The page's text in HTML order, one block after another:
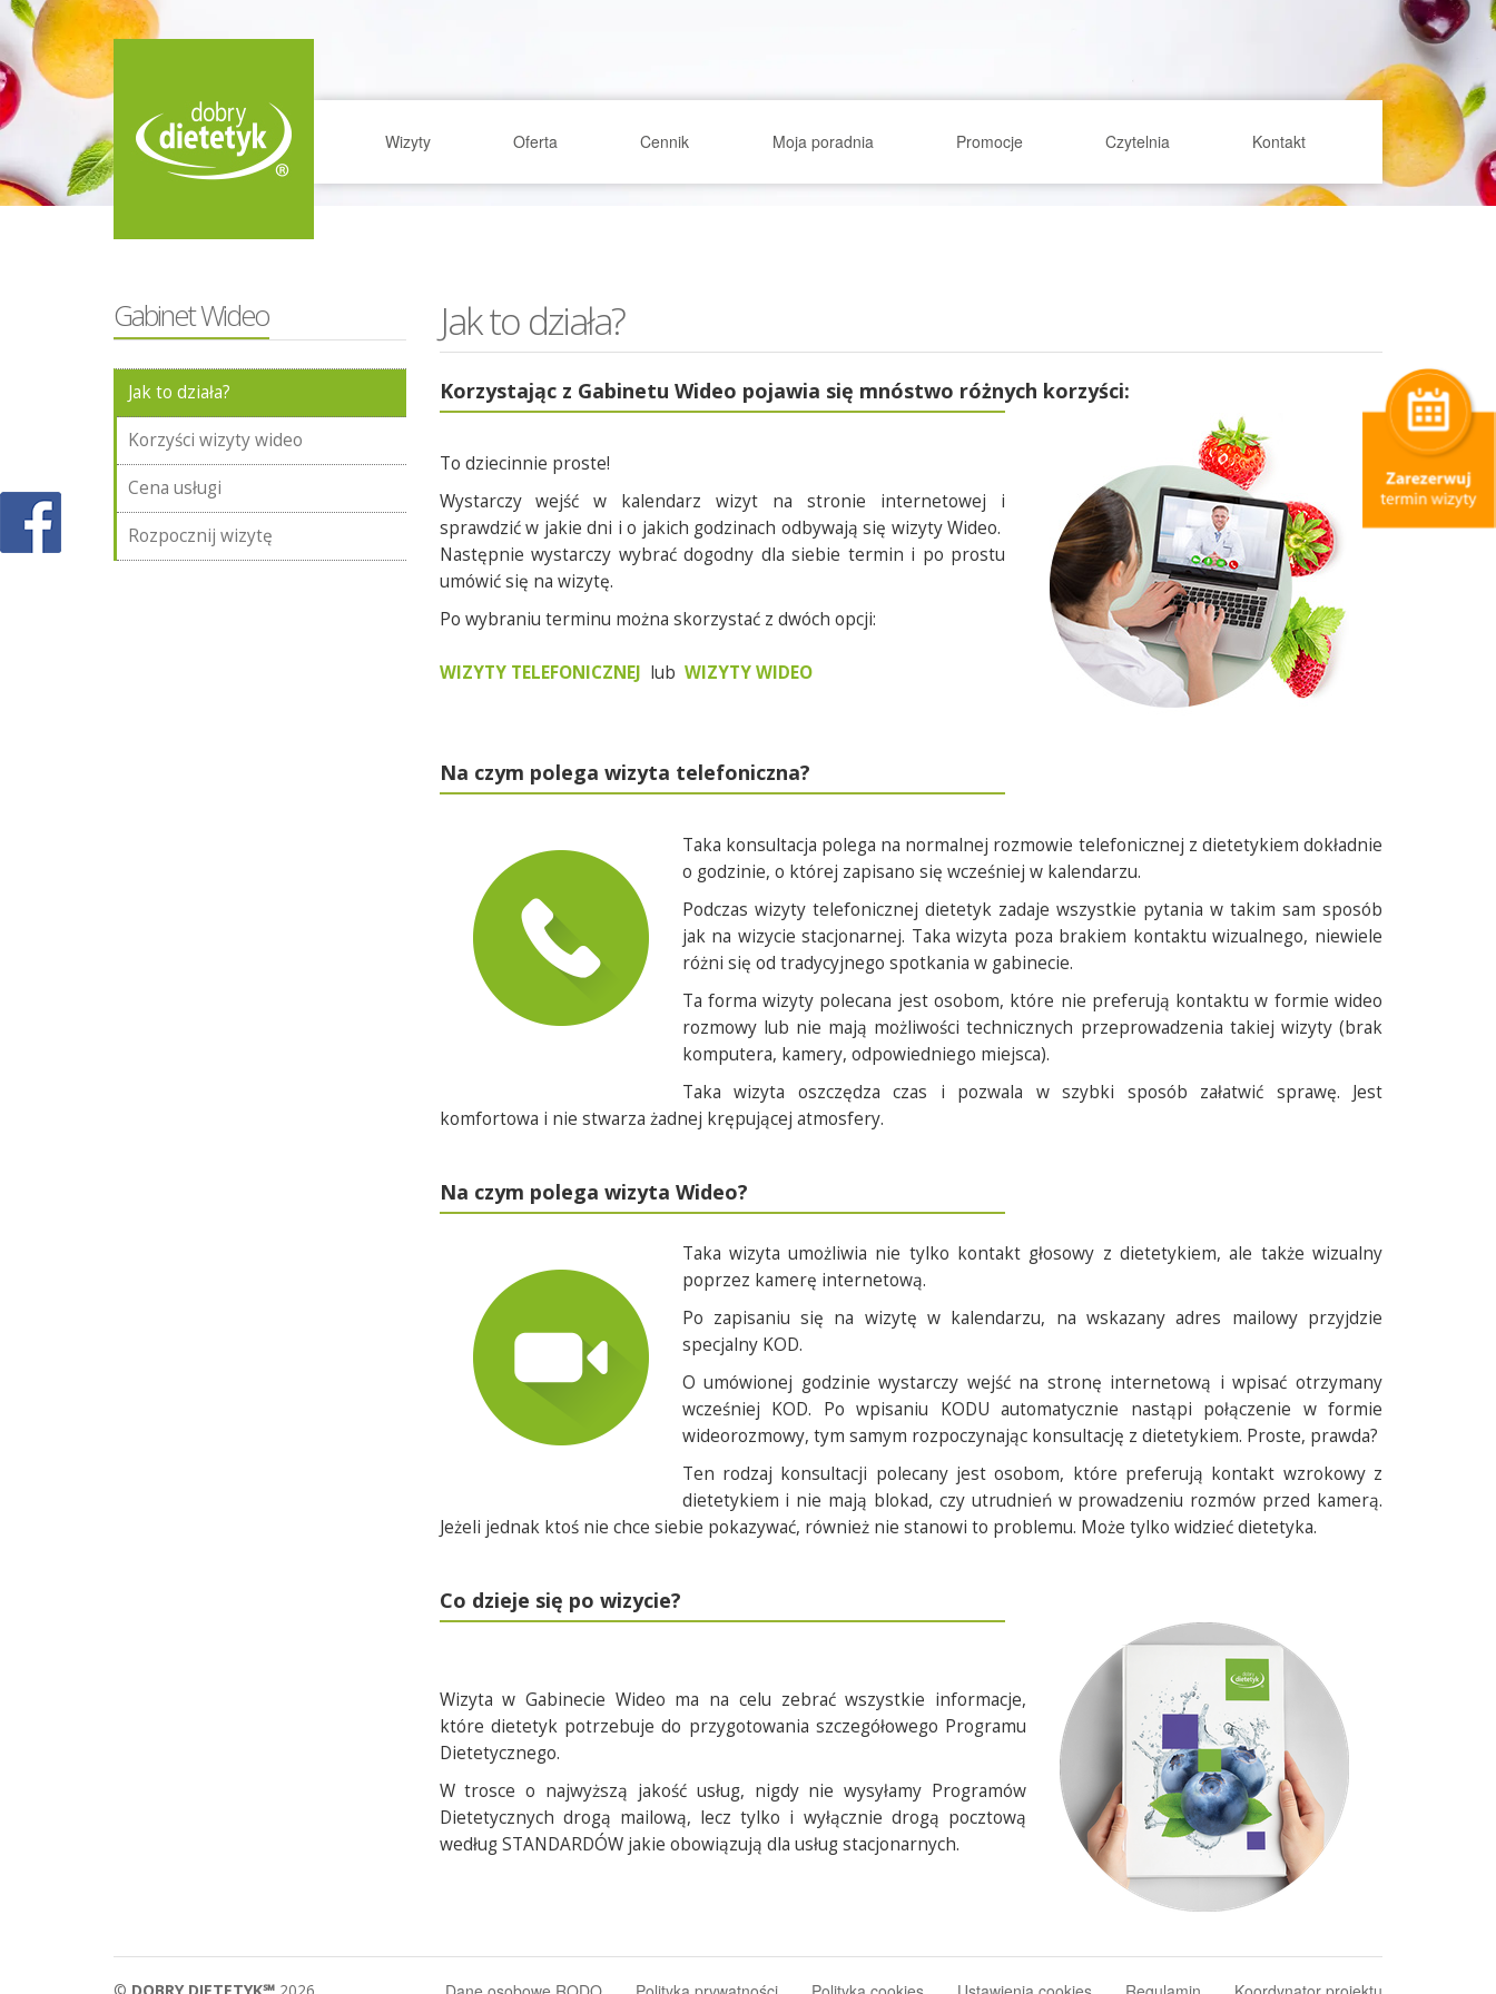
Wizyty Oferta Cennik Moja poradnia Promocje Czytelnia Kontakt
Gabinet Wideo
Jak to działa?
Korzyści wizyty wideo
Cena usługi
Rozpocznij wizytę
Jak to działa?
Korzystając z Gabinetu Wideo pojawia się mnóstwo różnych korzyści:
To dziecinnie proste!
Wystarczy wejść w kalendarz wizyt na stronie internetowej i
sprawdzić w jakie dni i o jakich godzinach odbywają się wizyty Wideo.
Następnie wystarczy wybrać dogodny dla siebie termin i po prostu
umówić się na wizytę.
Po wybraniu terminu można skorzystać z dwóch opcji:
WIZYTY TELEFONICZNEJ lub WIZYTY WIDEO
Na czym polega wizyta telefoniczna?
Taka konsultacja polega na normalnej rozmowie telefonicznej z dietetykiem dokładnie
o godzinie, o której zapisano się wcześniej w kalendarzu.
Podczas wizyty telefonicznej dietetyk zadaje wszystkie pytania w takim sam sposób
jak na wizycie stacjonarnej. Taka wizyta poza brakiem kontaktu wizualnego, niewiele
różni się od tradycyjnego spotkania w gabinecie.
Ta forma wizyty polecana jest osobom, które nie preferują kontaktu w formie wideo
rozmowy lub nie mają możliwości technicznych przeprowadzenia takiej wizyty (brak
komputera, kamery, odpowiedniego miejsca).
Taka wizyta oszczędza czas i pozwala w szybki sposób załatwić sprawę. Jest
komfortowa i nie stwarza żadnej krępującej atmosfery.
Na czym polega wizyta Wideo?
Taka wizyta umożliwia nie tylko kontakt głosowy z dietetykiem, ale także wizualny
poprzez kamerę internetową.
Po zapisaniu się na wizytę w kalendarzu, na wskazany adres mailowy przyjdzie
specjalny KOD.
O umówionej godzinie wystarczy wejść na stronę internetową i wpisać otrzymany
wcześniej KOD. Po wpisaniu KODU automatycznie nastąpi połączenie w formie
wideorozmowy, tym samym rozpoczynając konsultację z dietetykiem. Proste, prawda?
Ten rodzaj konsultacji polecany jest osobom, które preferują kontakt wzrokowy z
dietetykiem i nie mają blokad, czy utrudnień w prowadzeniu rozmów przed kamerą.
Jeżeli jednak ktoś nie chce siebie pokazywać, również nie stanowi to problemu. Może tylko widzieć dietetyka.
Co dzieje się po wizycie?
Wizyta w Gabinecie Wideo ma na celu zebrać wszystkie informacje,
które dietetyk potrzebuje do przygotowania szczegółowego Programu
Dietetycznego.
W trosce o najwyższą jakość usług, nigdy nie wysyłamy Programów
Dietetycznych drogą mailową, lecz tylko i wyłącznie drogą pocztową
według STANDARDÓW jakie obowiązują dla usług stacjonarnych.